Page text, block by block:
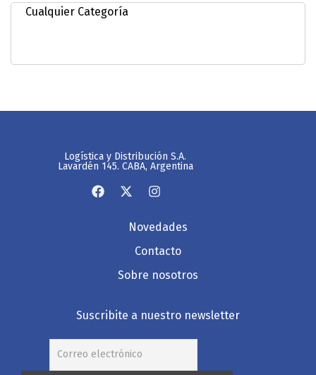
Logística y Distribución S.A.
Lavardén 145. CABA, Argentina
Novedades
Contacto
Sobre nosotros
Suscribite a nuestro newsletter